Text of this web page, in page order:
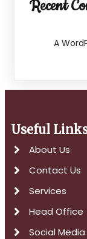
Recent
A
Useful
About Us
Contact Us
Services
Head Office
Social Media